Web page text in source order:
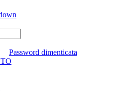
Password dimenticata